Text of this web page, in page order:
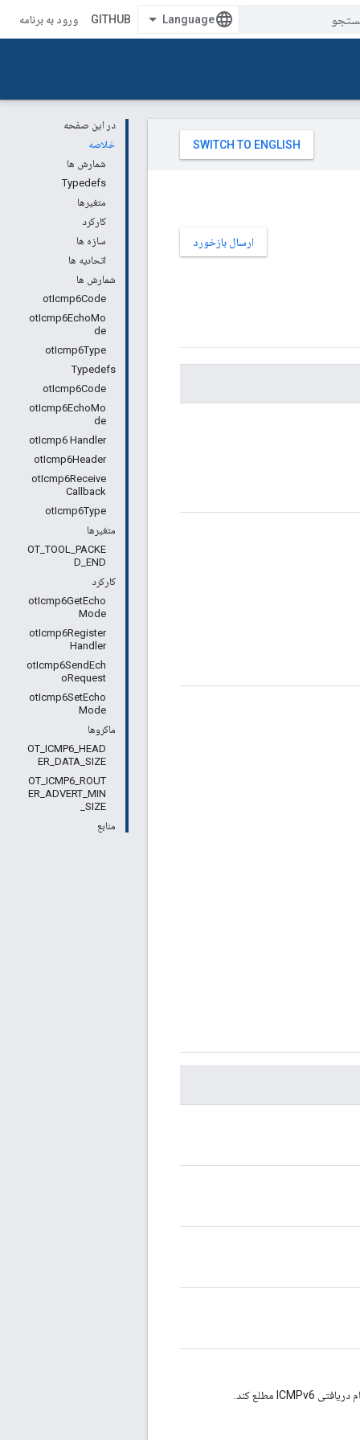
GITHUB ورود به برنامه
در این صفحه
خلاصه
شمارش ها
Typedefs
متغیرها
کارکرد
سازه ها
اتحادیه ها
شمارش ها
otIcmp6Code
otIcmp6EchoMo
de
otIcmp6Type
Typedefs
otIcmp6Code
otIcmp6EchoMo
de
otIcmp6 Handler
otIcmp6Header
otIcmp6Receive
Callback
otIcmp6Type
متغیرها
OT_TOOL_PACKE
D_END
کارکرد
otIcmp6GetEcho
Mode
otIcmp6Register
Handler
otIcmp6SendEch
oRequest
otIcmp6SetEcho
Mode
ماکروها
OT_ICMP6_HEAD
ER_DATA_SIZE
OT_ICMP6_ROUT
ER_ADVERT_MIN
_SIZE
منابع
ارسال بازخورد